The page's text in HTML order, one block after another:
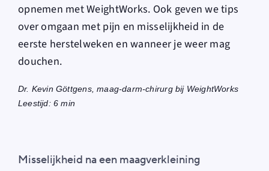
opnemen met WeightWorks. Ook geven we tips
over omgaan met pijn en misselijkheid in de
eerste herstelweken en wanneer je weer mag
douchen.
Dr. Kevin Göttgens, maag-darm-chirurg bij WeightWorks
Leestijd: 6 min
Misselijkheid na een maagverkleining